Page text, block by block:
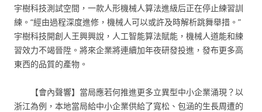
宇樹科技測試空間，一款人形機械人算法進級后正在停止練習訓
練。“經由過程深度進修，機械人可以或許及時解析跳舞舉措。”
宇樹科技開創人王興興說，人工智能算法賦能，機械人道能和練
習效力不竭晉陞。將來企業將連續加年夜研發投進，發布更多高
東西的品質的產物。
【會內聲響】當局應若何推進更多立異型中小企業涌現？以
浙江為例，本地當局給中小企業供給了寬松、包涵的生長周遭的